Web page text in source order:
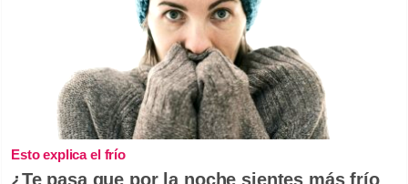
Esto explica el frío
¿Te pasa que por la noche sientes más frío